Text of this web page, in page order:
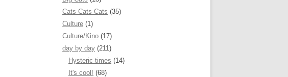
Cats Cats Cats (35)
Culture (1)
Culture/Kino (17)
day by day (211)
Hysteric times (14)
It's cool! (68)